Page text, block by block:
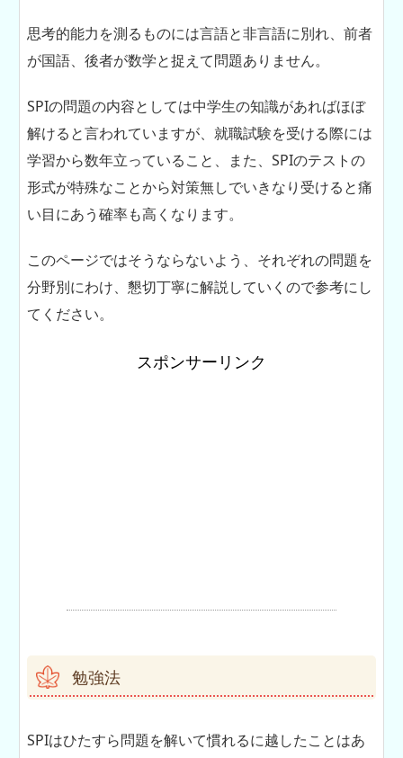
思考的能力を測るものには言語と非言語に別れ、前者
が国語、後者が数学と捉えて問題ありません。
SPIの問題の内容としては中学生の知識があればほぼ
解けると言われていますが、就職試験を受ける際には
学習から数年立っていること、また、SPIのテストの
形式が特殊なことから対策無しでいきなり受けると痛
い目にあう確率も高くなります。
このページではそうならないよう、それぞれの問題を
分野別にわけ、懇切丁寧に解説していくので参考にし
てください。
スポンサーリンク
勉強法
SPIはひたすら問題を解いて慣れるに越したことはあ